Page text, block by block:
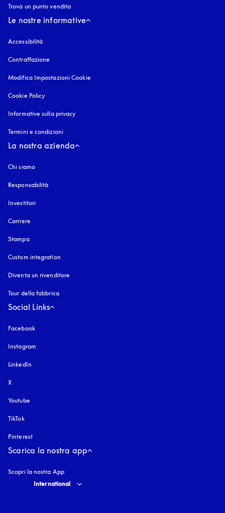
Trova un punto vendita
Le nostre informative
Accessibilità
Contraffazione
Modifica Impostazioni Cookie
Cookie Policy
Informative sulla privacy
Termini e condizioni
La nostra azienda
Chi siamo
Responsabilità
Investitori
Carriere
Stampa
Custom integration
Diventa un rivenditore
Tour della fabbrica
Social Links
Facebook
Instagram
LinkedIn
X
Youtube
TikTok
Pinterest
Scarica la nostra app
Scopri la nostra App
Select country and language
International